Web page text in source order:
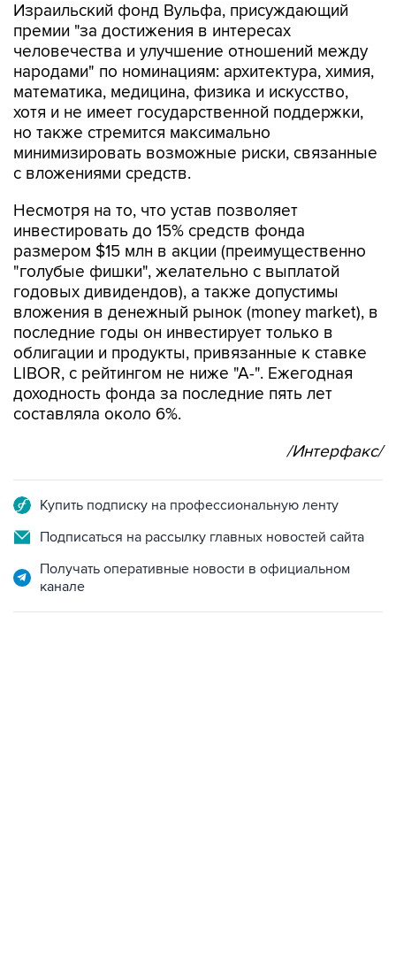
Израильский фонд Вульфа, присуждающий
премии "за достижения в интересах
человечества и улучшение отношений между
народами" по номинациям: архитектура, химия,
математика, медицина, физика и искусство,
хотя и не имеет государственной поддержки,
но также стремится максимально
минимизировать возможные риски, связанные
с вложениями средств.
Несмотря на то, что устав позволяет
инвестировать до 15% средств фонда
размером $15 млн в акции (преимущественно
"голубые фишки", желательно с выплатой
годовых дивидендов), а также допустимы
вложения в денежный рынок (money market), в
последние годы он инвестирует только в
облигации и продукты, привязанные к ставке
LIBOR, с рейтингом не ниже "А-". Ежегодная
доходность фонда за последние пять лет
составляла около 6%.
/Интерфакс/
Купить подписку на профессиональную ленту
Подписаться на рассылку главных новостей сайта
Получать оперативные новости в официальном
канале